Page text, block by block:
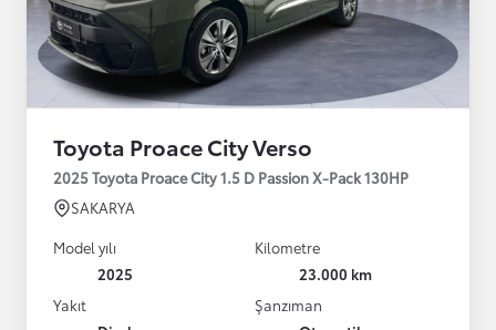
Toyota Proace City Verso
2025 Toyota Proace City 1.5 D Passion X-Pack 130HP
SAKARYA
Model yılı
2025
Kilometre
23.000 km
Yakıt
Şanzıman